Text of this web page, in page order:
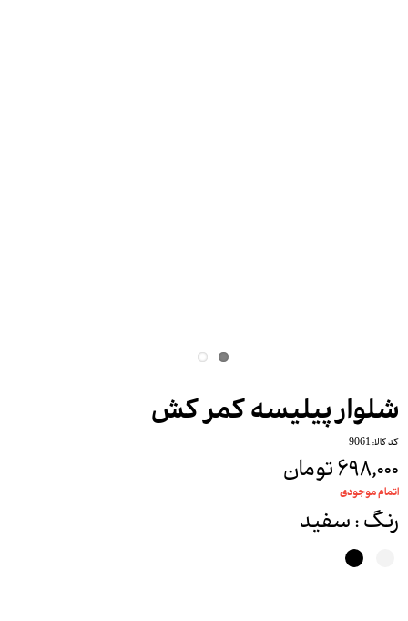
شلوار پیلیسه کمر کش
کد کالا: 9061
۶۹۸,۰۰۰ تومان
اتمام موجودی
رنگ: سفید